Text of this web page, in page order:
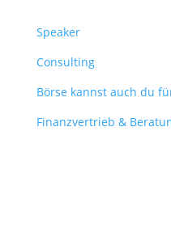
Speaker
Consulting
Börse kannst auch du
Finanzvertrieb &